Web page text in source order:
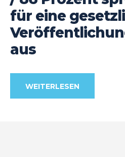
für eine
aus
WEITERLESEN